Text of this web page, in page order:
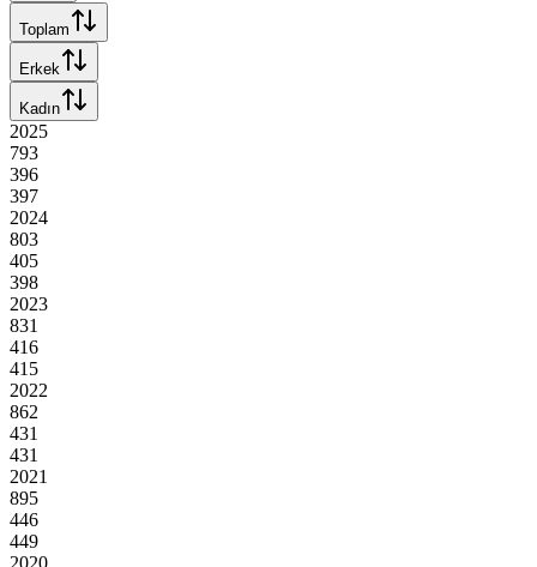
Toplam
Erkek
Kadın
2025
793
396
397
2024
803
405
398
2023
831
416
415
2022
862
431
431
2021
895
446
449
2020